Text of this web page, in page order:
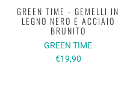
GREEN TIME - GEMELLI IN
LEGNO NERO E ACCIAIO
BRUNITO
GREEN TIME
€19,90